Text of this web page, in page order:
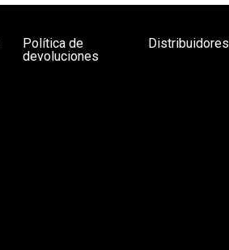
Política de
devoluciones
Distribuidores